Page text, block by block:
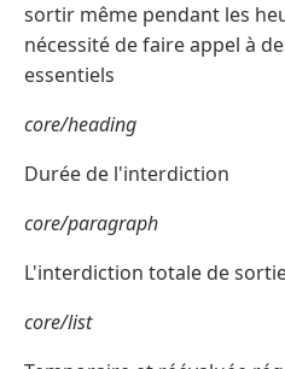
sortir même pendant les
nécessité de faire appel à
essentiels
core/heading
Durée de l'interdiction
core/paragraph
L'interdiction totale de
core/list